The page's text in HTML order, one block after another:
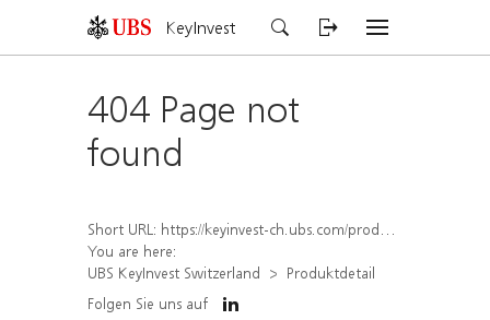
KeyInvest
404 Page not
found
Short URL: https://keyinvest-ch.ubs.com/produkt/detail/index/isin/CH1567048413
You are here:
UBS KeyInvest Switzerland
Produktdetail
Folgen Sie uns auf